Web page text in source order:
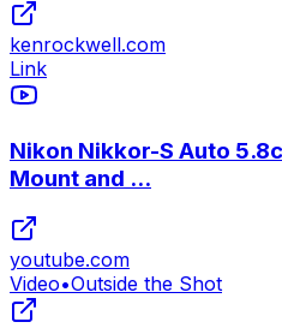
kenrockwell.com
Link
Nikon Nikkor-S Auto
Mount and ...
youtube.com
Video•Outside the Shot